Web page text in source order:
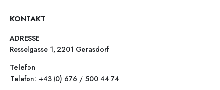
KONTAKT
ADRESSE
Resselgasse 1, 2201 Gerasdorf
Telefon
Telefon: +43 (0) 676 / 500 44 74